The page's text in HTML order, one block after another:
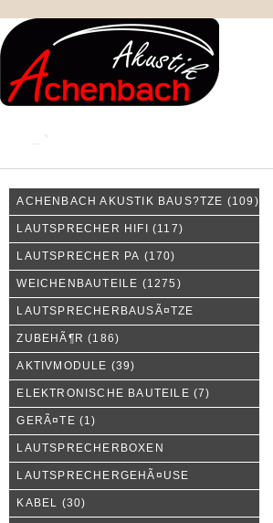
ACHENBACH AKUSTIK BAUS?TZE (109)
LAUTSPRECHER HIFI (117)
LAUTSPRECHER PA (170)
WEICHENBAUTEILE (1275)
LAUTSPRECHERBAUSÃ¤TZE
ZUBEHÃ¶R (186)
AKTIVMODULE (39)
ELEKTRONISCHE BAUTEILE (7)
GERÃ¤TE (1)
LAUTSPRECHERBOXEN
LAUTSPRECHERGEHÃ¤USE
KABEL (30)